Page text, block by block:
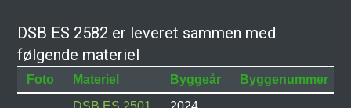
DSB ES 2582 er leveret sammen med
følgende materiel
Foto Materiel Byggeår Byggenummer